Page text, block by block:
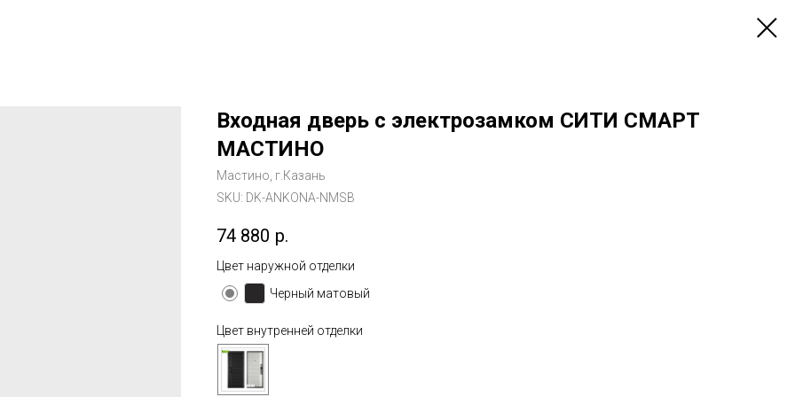
Входная дверь с электрозамком CИТИ СМАРТ
МАСТИНО
Мастино, г.Казань
SKU: DK-ANKONA-NMSB
74 880 р.
Цвет наружной отделки
Черный матовый
Цвет внутренней отделки